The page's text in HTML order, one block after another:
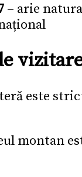
– arie
este
montan